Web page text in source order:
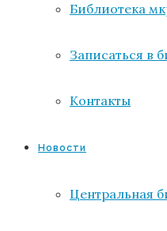
Библиотека
Записаться в
Контакты
Новости
Центральная